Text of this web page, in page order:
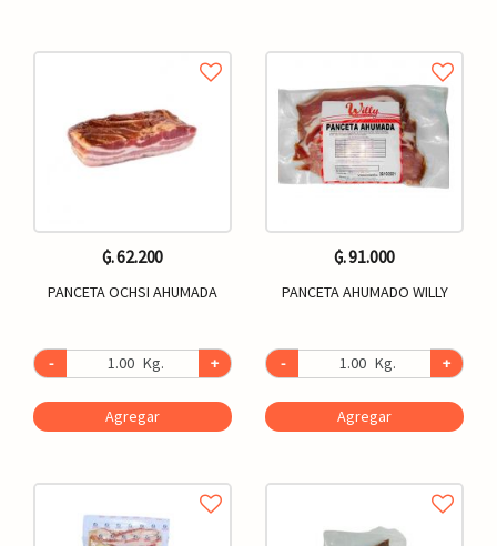
₲. 62.200
PANCETA OCHSI AHUMADA
- Kg. +
Agregar
₲. 91.000
PANCETA AHUMADO WILLY
- Kg. +
Agregar